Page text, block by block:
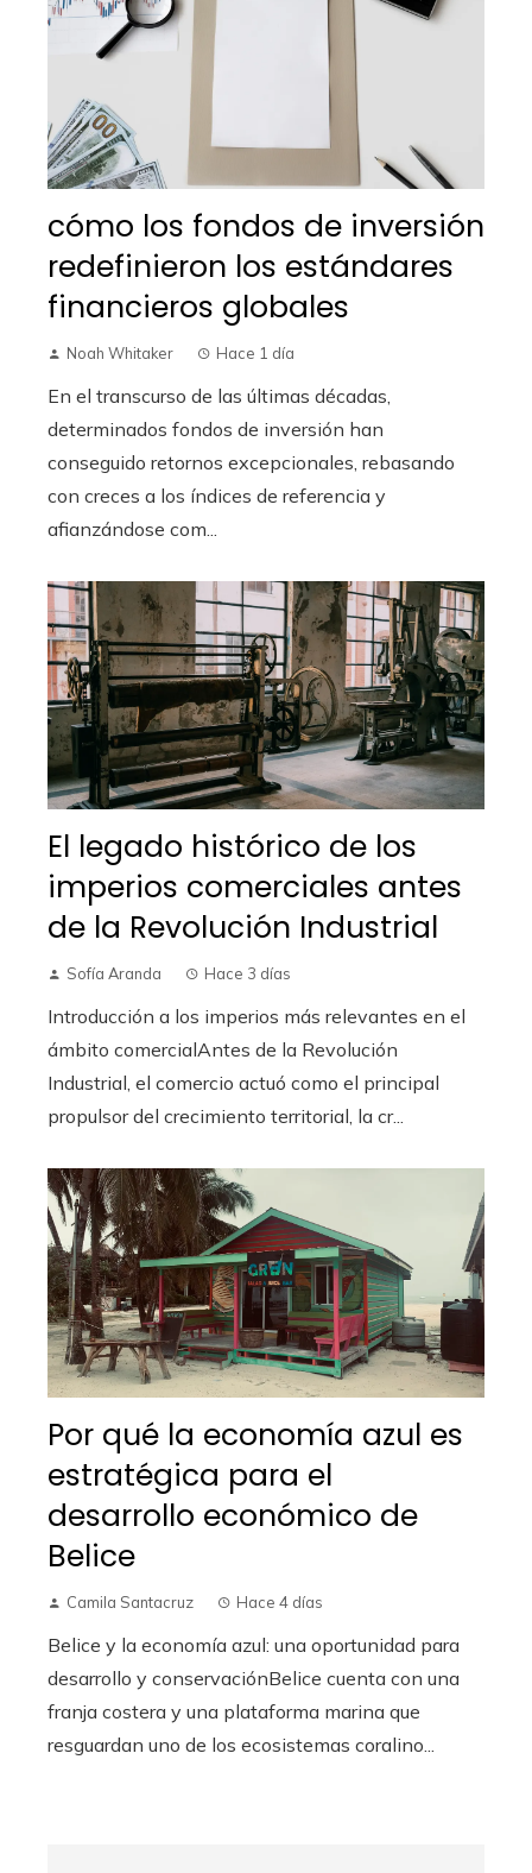
cómo los fondos de inversión
redefinieron los estándares
financieros globales
Noah Whitaker Hace 1 día
En el transcurso de las últimas décadas,
determinados fondos de inversión han
conseguido retornos excepcionales, rebasando
con creces a los índices de referencia y
afianzándose com...
El legado histórico de los
imperios comerciales antes
de la Revolución Industrial
Sofía Aranda Hace 3 días
Introducción a los imperios más relevantes en el
ámbito comercialAntes de la Revolución
Industrial, el comercio actuó como el principal
propulsor del crecimiento territorial, la cr...
Por qué la economía azul es
estratégica para el
desarrollo económico de
Belice
Camila Santacruz Hace 4 días
Belice y la economía azul: una oportunidad para
desarrollo y conservaciónBelice cuenta con una
franja costera y una plataforma marina que
resguardan uno de los ecosistemas coralino...